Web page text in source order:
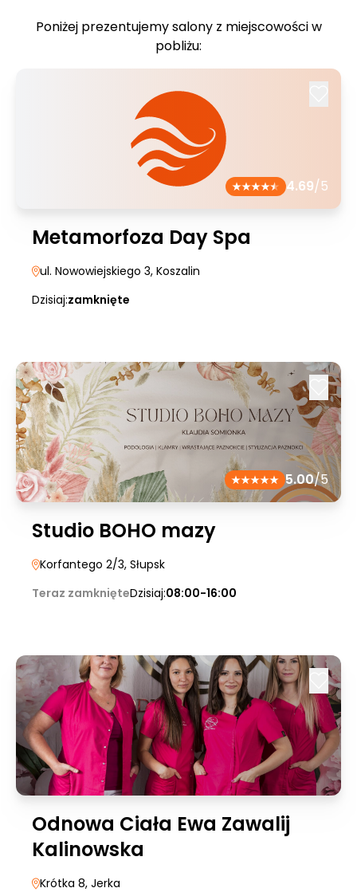
Poniżej prezentujemy salony z miejscowości w
pobliżu:
4.69/5
Metamorfoza Day Spa
ul. Nowowiejskiego 3, Koszalin
Dzisiaj:zamknięte
5.00/5
Studio BOHO mazy
Korfantego 2/3, Słupsk
Teraz zamknięteDzisiaj:08:00-16:00
Odnowa Ciała Ewa Zawalij
Kalinowska
Krótka 8, Jerka